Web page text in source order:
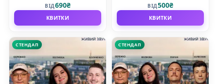
ВІД690₴
КВИТКИ
ВІД500₴
КВИТКИ
СТЕНДАП СТЕНДАП